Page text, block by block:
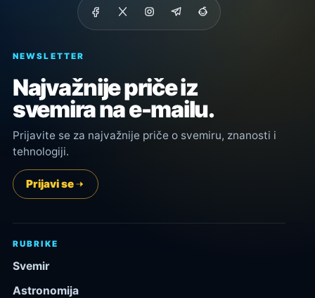
NEWSLETTER
Najvažnije priče iz
svemira na e-mailu.
Prijavite se za najvažnije priče o svemiru, znanosti i
tehnologiji.
Prijavi se
RUBRIKE
Svemir
Astronomija